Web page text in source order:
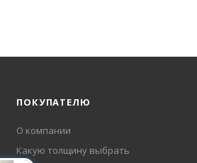
ПОКУПАТЕЛЮ
О компании
Какую толщину выбрать